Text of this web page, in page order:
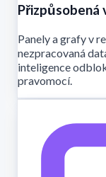
Přizpůsobená
Panely a grafy v
nezpracovaná
inteligence
pravomocí.